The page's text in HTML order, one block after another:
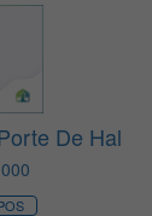
De Hal